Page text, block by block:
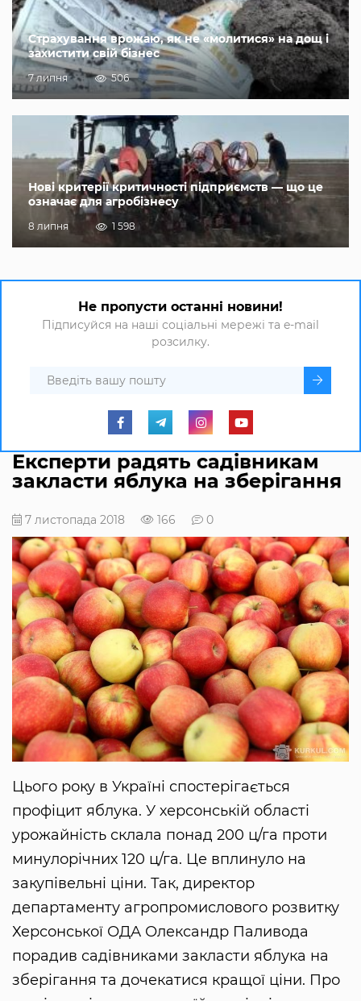
Страхування врожаю, як не «молитися» на дощ і
захистити свій бізнес
7 липня 506
Нові критерії критичності підприємств — що це
означає для агробізнесу
8 липня 1 598
Не пропусти останні новини!
Підписуйся на наші соціальні мережі та e-mail
розсилку.
Експерти радять садівникам
закласти яблука на зберігання
7 листопада 2018 166 0
Цього року в Україні спостерігається
профіцит яблука. У херсонській області
урожайність склала понад 200 ц/га проти
минулорічних 120 ц/га. Це вплинуло на
закупівельні ціни. Так, директор
департаменту агропромислового розвитку
Херсонської ОДА Олександр Паливода
порадив садівниками закласти яблука на
зберігання та дочекатися кращої ціни. Про